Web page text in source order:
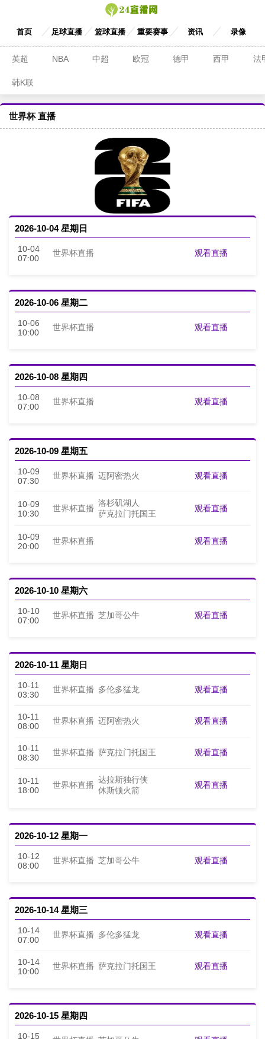
首页 足球直播 篮球直播 重要赛事 资讯 录像
英超 NBA 中超 欧冠 德甲 西甲 法
韩K联
世界杯 直播
2026-10-04 星期日
10-04
07:00
世界杯直播 观看直播
2026-10-06 星期二
10-06
10:00
世界杯直播 观看直播
2026-10-08 星期四
10-08
07:00
世界杯直播 观看直播
2026-10-09 星期五
10-09
07:30
世界杯直播 迈阿密热火 观看直播
10-09
10:30
世界杯直播
洛杉矶湖人
萨克拉门托国王
观看直播
10-09
20:00
世界杯直播 观看直播
2026-10-10 星期六
10-10
07:00
世界杯直播 芝加哥公牛 观看直播
2026-10-11 星期日
10-11
03:30
世界杯直播 多伦多猛龙 观看直播
10-11
08:00
世界杯直播 迈阿密热火 观看直播
10-11
08:30
世界杯直播 萨克拉门托国王 观看直播
10-11
18:00
世界杯直播
达拉斯独行侠
休斯顿火箭
观看直播
2026-10-12 星期一
10-12
08:00
世界杯直播 芝加哥公牛 观看直播
2026-10-14 星期三
10-14
07:00
世界杯直播 多伦多猛龙 观看直播
10-14
10:00
世界杯直播 萨克拉门托国王 观看直播
2026-10-15 星期四
10-15